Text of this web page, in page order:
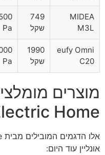
MIDEA
M3L
749
שקל
Pa
eufy Omni
C20
1990
שקל
Pa
מוצרים
Home
אונליין עוד היום: